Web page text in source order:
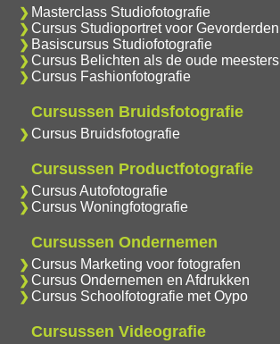
Masterclass Studiofotografie
Cursus Studioportret voor Gevorderden
Basiscursus Studiofotografie
Cursus Belichten als de oude meesters
Cursus Fashionfotografie
Cursussen Bruidsfotografie
Cursus Bruidsfotografie
Cursussen Productfotografie
Cursus Autofotografie
Cursus Woningfotografie
Cursussen Ondernemen
Cursus Marketing voor fotografen
Cursus Ondernemen en Afdrukken
Cursus Schoolfotografie met Oypo
Cursussen Videografie